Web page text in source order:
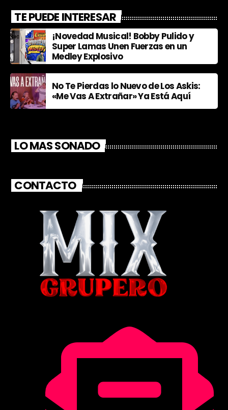
TE PUEDE INTERESAR
¡Novedad Musical! Bobby Pulido y
Super Lamas Unen Fuerzas en un
Medley Explosivo
No Te Pierdas lo Nuevo de Los Askis:
«Me Vas A Extrañar» Ya Está Aquí
LO MAS SONADO
CONTACTO